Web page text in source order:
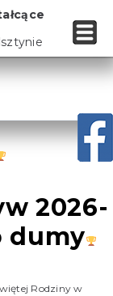
2026-
dumy
Rodziny w